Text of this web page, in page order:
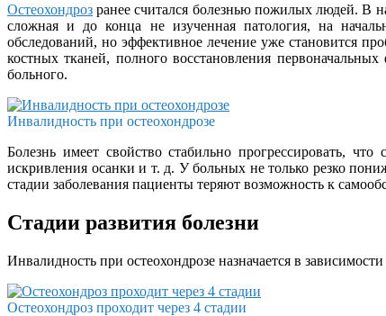
Остеохондроз ранее считался болезнью пожилых людей. В
сложная и до конца не изученная патология, на
обследований, но эффективное лечение уже становится
костных тканей, полного восстановления
больного.
Инвалидность при остеохондрозе
Болезнь имеет свойство стабильно прогрессировать,
искривления осанки и т. д. У больных не только резко
стадии заболевания пациенты теряют возможность к
Стадии развития болезни
Инвалидность при остеохондрозе назначается в
Остеохондроз проходит через 4 стадии